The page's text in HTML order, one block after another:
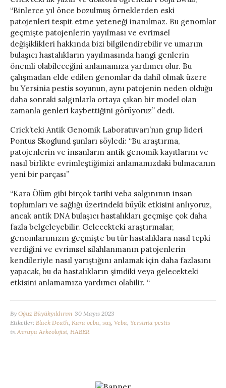
“Binlerce yıl önce bozulmuş örneklerden eski
patojenleri tespit etme yeteneği inanılmaz. Bu genomlar
geçmişte patojenlerin yayılması ve evrimsel
değişiklikleri hakkında bizi bilgilendirebilir ve umarım
bulaşıcı hastalıkların yayılmasında hangi genlerin
önemli olabileceğini anlamamıza yardımcı olur. Bu
çalışmadan elde edilen genomlar da dahil olmak üzere
bu Yersinia pestis soyunun, aynı patojenin neden olduğu
daha sonraki salgınlarla ortaya çıkan bir model olan
zamanla genleri kaybettiğini görüyoruz” dedi.
Crick’teki Antik Genomik Laboratuvarı’nın grup lideri
Pontus Skoglund şunları söyledi: “Bu araştırma,
patojenlerin ve insanların antik genomik kayıtlarını ve
nasıl birlikte evrimleştiğimizi anlamamızdaki bulmacanın
yeni bir parçası”
“Kara Ölüm gibi birçok tarihi veba salgınının insan
toplumları ve sağlığı üzerindeki büyük etkisini anlıyoruz,
ancak antik DNA bulaşıcı hastalıkları geçmişe çok daha
fazla belgeleyebilir. Gelecekteki araştırmalar,
genomlarımızın geçmişte bu tür hastalıklara nasıl tepki
verdiğini ve evrimsel silahlanmanın patojenlerin
kendileriyle nasıl yarıştığını anlamak için daha fazlasını
yapacak, bu da hastalıkların şimdiki veya gelecekteki
etkisini anlamamıza yardımcı olabilir. “
By Oğuz Büyükyıldırım 30 Mayıs 2023
Etiketler: Black Death Kara veba suş Veba Yersinia pestis
in Avrupa Arkeolojisi HABER